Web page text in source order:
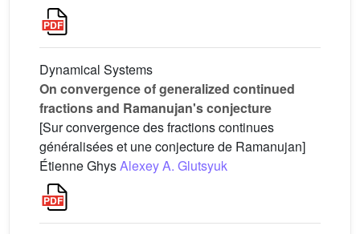
Dynamical Systems
On convergence of generalized continued
fractions and Ramanujan's conjecture
[Sur convergence des fractions continues
généralisées et une conjecture de Ramanujan]
Étienne GhysAlexey A. Glutsyuk